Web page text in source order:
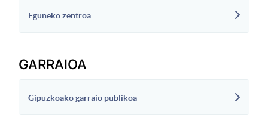
Eguneko zentroa
GARRAIOA
Gipuzkoako garraio publikoa